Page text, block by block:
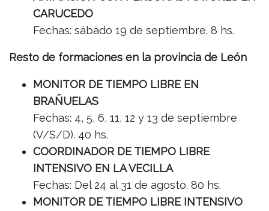
CARUCEDO
Fechas: sábado 19 de septiembre. 8 hs.
Resto de formaciones en la provincia de León
MONITOR DE TIEMPO LIBRE EN
BRAÑUELAS
Fechas: 4, 5, 6, 11, 12 y 13 de septiembre
(V/S/D). 40 hs.
COORDINADOR DE TIEMPO LIBRE
INTENSIVO EN LA VECILLA
Fechas: Del 24 al 31 de agosto. 80 hs.
MONITOR DE TIEMPO LIBRE INTENSIVO